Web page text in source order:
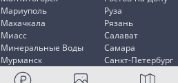
Мариуполь
Махачкала
Миасс
Минеральные Воды
Мурманск
Мытищи
Руза
Рязань
Салават
Самара
Санкт-Петербург